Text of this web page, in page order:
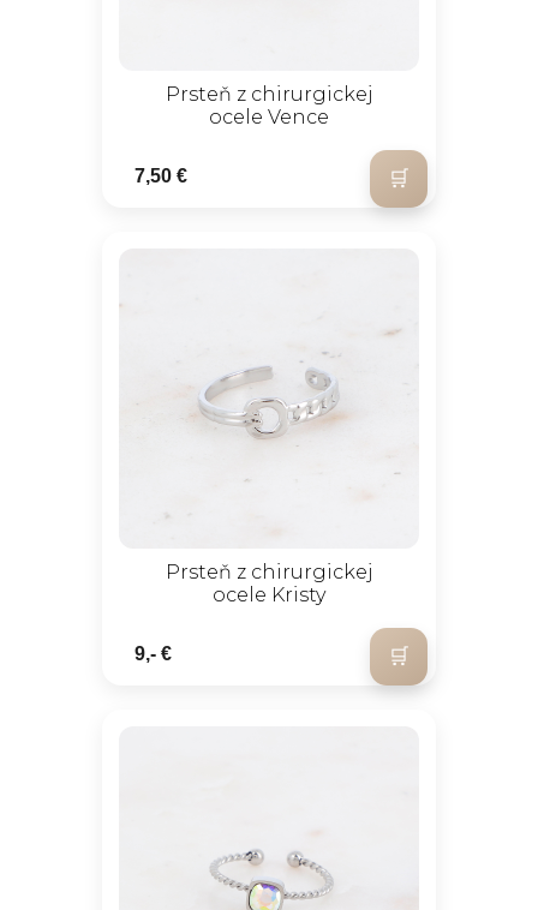
Prsteň z chirurgickej
ocele Vence
7,50 €
Prsteň z chirurgickej
ocele Kristy
9,- €